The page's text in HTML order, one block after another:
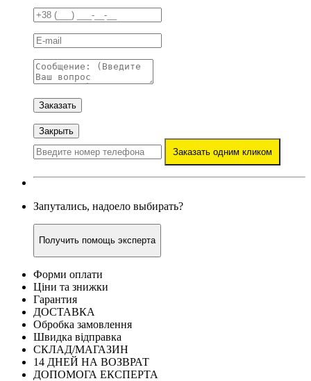
Заказать
Закрыть
Заказать одним кликом
Запутались, надоело выбирать?
Получить помощь эксперта
Форми оплати
Ціни та знижки
Гарантия
ДОСТАВКА
Обробка замовлення
Швидка відправка
СКЛАД/МАГАЗИН
14 ДНЕЙ НА ВОЗВРАТ
ДОПОМОГА ЕКСПЕРТА